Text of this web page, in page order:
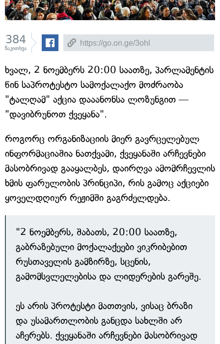
384
წაკითხვა
ხვალ, 2 ნოემბერს 20:00 საათზე, პარლამენტის
წინ საპროტესტო სამოქალაქო მოძრაობა
"ტალღამ" აქცია დააანონსა ლოზუნგით —
"დავიბრუნოთ ქვეყანა".
როგორც ორგანიზაციის მიერ გავრცელებულ
ინფორმაციაშია ნათქვამი, ქვეყანაში არჩევნები
მასობრივად გააყალბეს, დაირღვა ამომრჩევლის
ხმის ფარულობის პრინციპი, რის გამოც აქციები
ყოველდღიურ რეჟიმში გაგრძელდება.
"2 ნოემბერს, შაბათს, 20:00 საათზე,
გაბრაზებული მოქალაქეები ვიკრიბებით
რუსთაველის გამზირზე, სცენის,
გამომსვლელებისა და ლიდერების გარეშე.
ეს არის პროტესტი მათთვის, ვისაც ბრაზი
და უსამართლობის განცდა სახლში არ
აჩერებს. ქვეყანაში არჩევნები მასობრივად